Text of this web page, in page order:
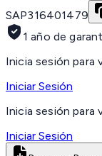
SAP316401479
1 año de
Inicia sesión para
Iniciar Sesión
Inicia sesión para
Iniciar Sesión